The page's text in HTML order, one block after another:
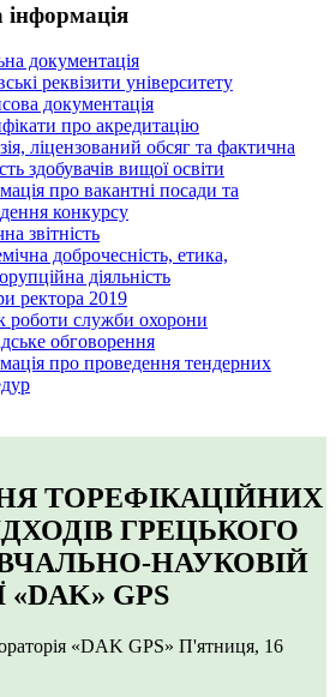
інформація
документація
реквізити університету
документація
про акредитацію
ліцензований обсяг та фактична
здобувачів вищої освіти
про вакантні посади та
конкурсу
звітність
доброчесність, етика,
діяльність
ректора 2019
роботи служби охорони
обговорення
про проведення тендерних
ТОРЕФІКАЦІЙНИХ
ГРЕЦЬКОГО
НАУКОВІЙ
GPS
«DAK GPS» П'ятниця, 16